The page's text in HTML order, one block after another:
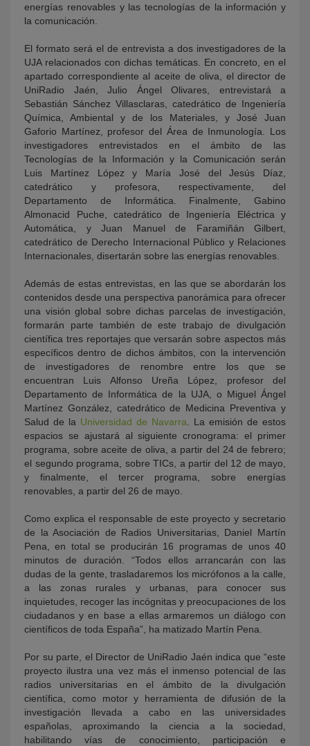
energías renovables y las tecnologías de la información y
la comunicación.
El formato será el de entrevista a dos investigadores de la
UJA relacionados con dichas temáticas. En concreto, en el
apartado correspondiente al aceite de oliva, el director de
UniRadio Jaén, Julio Ángel Olivares, entrevistará a
Sebastián Sánchez Villasclaras, catedrático de Ingeniería
Química, Ambiental y de los Materiales, y José Juan
Gaforio Martínez, profesor del Área de Inmunología. Los
investigadores entrevistados en el ámbito de las
Tecnologías de la Información y la Comunicación serán
Luis Martínez López y María José del Jesús Díaz,
catedrático y profesora, respectivamente, del
Departamento de Informática. Finalmente, Gabino
Almonacid Puche, catedrático de Ingeniería Eléctrica y
Automática, y Juan Manuel de Faramiñán Gilbert,
catedrático de Derecho Internacional Público y Relaciones
Internacionales, disertarán sobre las energías renovables.
Además de estas entrevistas, en las que se abordarán los
contenidos desde una perspectiva panorámica para ofrecer
una visión global sobre dichas parcelas de investigación,
formarán parte también de este trabajo de divulgación
científica tres reportajes que versarán sobre aspectos más
específicos dentro de dichos ámbitos, con la intervención
de investigadores de renombre entre los que se
encuentran Luis Alfonso Ureña López, profesor del
Departamento de Informática de la UJA, o Miguel Ángel
Martínez González, catedrático de Medicina Preventiva y
Salud de la Universidad de Navarra . La emisión de estos
espacios se ajustará al siguiente cronograma: el primer
programa, sobre aceite de oliva, a partir del 24 de febrero;
el segundo programa, sobre TICs, a partir del 12 de mayo,
y finalmente, el tercer programa, sobre energías
renovables, a partir del 26 de mayo.
Como explica el responsable de este proyecto y secretario
de la Asociación de Radios Universitarias, Daniel Martín
Pena, en total se producirán 16 programas de unos 40
minutos de duración. “Todos ellos arrancarán con las
dudas de la gente, trasladaremos los micrófonos a la calle,
a las zonas rurales y urbanas, para conocer sus
inquietudes, recoger las incógnitas y preocupaciones de los
ciudadanos y en base a ellas armaremos un diálogo con
científicos de toda España”, ha matizado Martín Pena.
Por su parte, el Director de UniRadio Jaén indica que “este
proyecto ilustra una vez más el inmenso potencial de las
radios universitarias en el ámbito de la divulgación
científica, como motor y herramienta de difusión de la
investigación llevada a cabo en las universidades
españolas, aproximando la ciencia a la sociedad,
habilitando vías de conocimiento, participación e